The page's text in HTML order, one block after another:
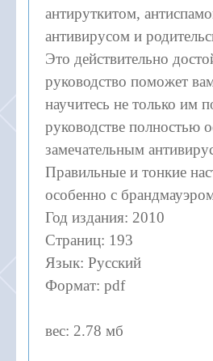
антируткитом,
антивирусом и
Это действительно
руководство поможет
научитесь не только им
руководстве полностью
замечательным
Правильные и тонкие
особенно с
Год издания: 2010
Страниц: 193
Язык: Русский
Формат: pdf
вес: 2.78 мб